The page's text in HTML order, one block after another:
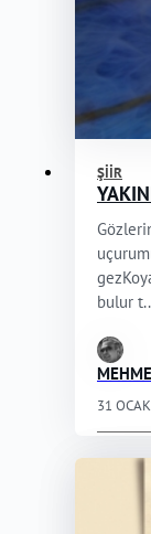
ŞIIR
bulur
31